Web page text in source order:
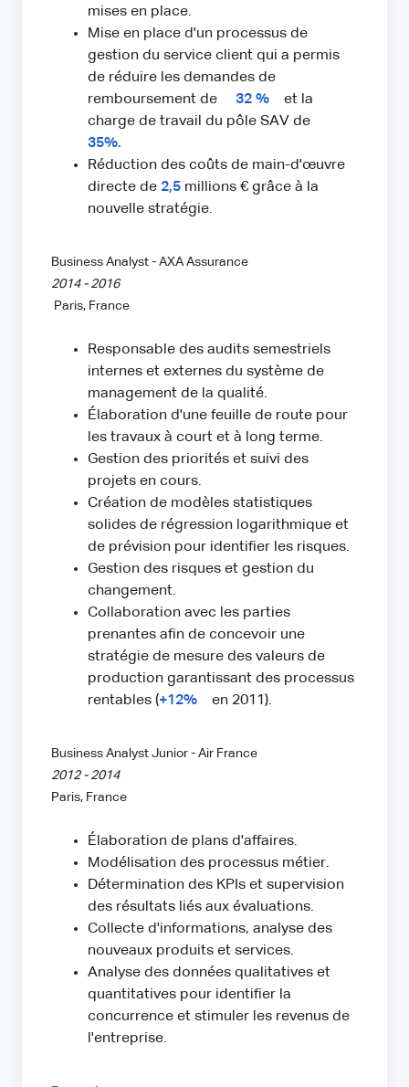
mises en place.
Mise en place d'un processus de
gestion du service client qui a permis
de réduire les demandes de
remboursement de
32 %
et la
charge de travail du pôle SAV de
35%.
Réduction des coûts de main-d'œuvre
directe de 2,5 millions € grâce à la
nouvelle stratégie.
Business Analyst - AXA Assurance
2014 - 2016
Paris, France
Responsable des audits semestriels
internes et externes du système de
management de la qualité.
Élaboration d'une feuille de route pour
les travaux à court et à long terme.
Gestion des priorités et suivi des
projets en cours.
Création de modèles statistiques
solides de régression logarithmique et
de prévision pour identifier les risques.
Gestion des risques et gestion du
changement.
Collaboration avec les parties
prenantes afin de concevoir une
stratégie de mesure des valeurs de
production garantissant des processus
rentables (+12% en 2011).
Business Analyst Junior - Air France
2012 - 2014
Paris, France
Élaboration de plans d'affaires.
Modélisation des processus métier.
Détermination des KPIs et supervision
des résultats liés aux évaluations.
Collecte d'informations, analyse des
nouveaux produits et services.
Analyse des données qualitatives et
quantitatives pour identifier la
concurrence et stimuler les revenus de
l'entreprise.